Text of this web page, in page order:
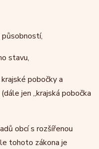
působností,
stavu,
pobočky a
jen „krajská pobočka
obcí s rozšířenou
tohoto zákona je